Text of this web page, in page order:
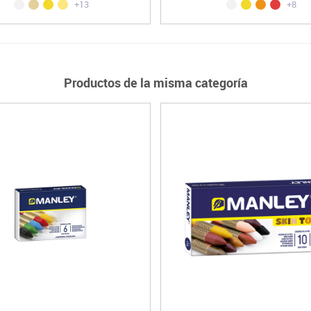
+13 +8
Productos de la misma categoría